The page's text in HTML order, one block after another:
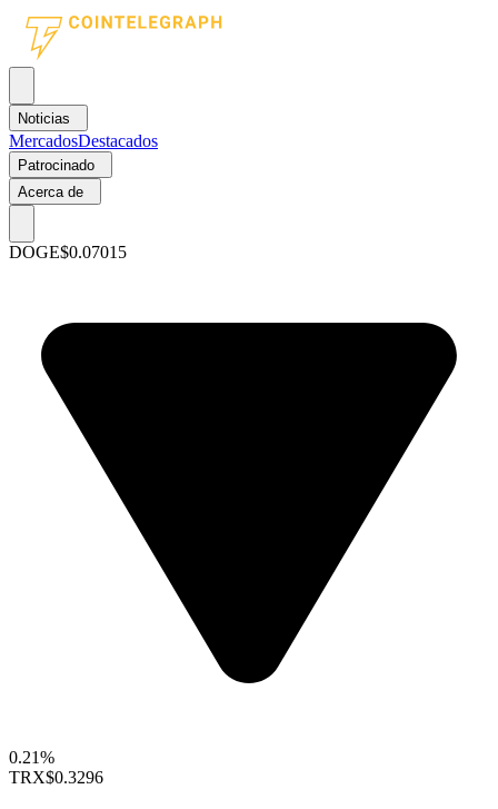
Noticias
MercadosDestacados
Patrocinado
Acerca de
DOGE$0.07015
0.21%
TRX$0.3296